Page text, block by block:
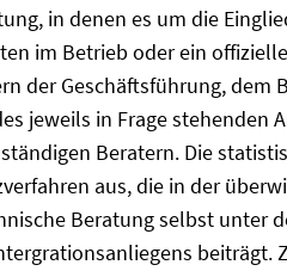
in denen es um die
im Betrieb oder ein
der Geschäftsführung, dem
jeweils in Frage stehenden
Beratern. Die
aus, die in der
Beratung selbst unter
beiträgt.